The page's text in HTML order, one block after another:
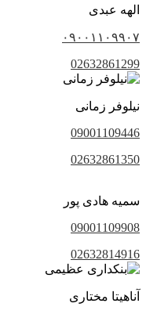
الهه عبدی
۰۹۰۰۱۱۰۹۹۰۷
02632861299
نیلوفر زمانی
09001109446
02632861350
سمیه هادی پور
09001109908
02632814916
آناهیتا مختاری